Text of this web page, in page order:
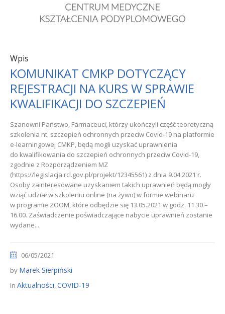
Wpis
KOMUNIKAT CMKP DOTYCZĄCY
REJESTRACJI NA KURS W SPRAWIE
KWALIFIKACJI DO SZCZEPIEŃ
Szanowni Państwo, Farmaceuci, którzy ukończyli część teoretyczną
szkolenia nt. szczepień ochronnych przeciw Covid-19 na platformie
e-learningowej CMKP, będą mogli uzyskać uprawnienia
do kwalifikowania do szczepień ochronnych przeciw Covid-19,
zgodnie z Rozporządzeniem MZ
(https://legislacja.rcl.gov.pl/projekt/12345561) z dnia 9.04.2021 r.
Osoby zainteresowane uzyskaniem takich uprawnień będą mogły
wziąć udział w szkoleniu online (na żywo) w formie webinaru
w programie ZOOM, które odbędzie się 13.05.2021 w godz. 11.30 –
16.00. Zaświadczenie poświadczające nabycie uprawnień zostanie
wydane...
06/05/2021
by Marek Sierpiński
In Aktualności,COVID-19